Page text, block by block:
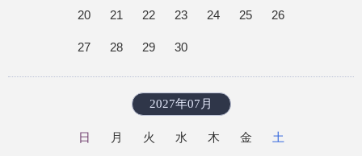
20 21 22 23 24 25 26
27 28 29 30
2027年07月
日 月 火 水 木 金
土